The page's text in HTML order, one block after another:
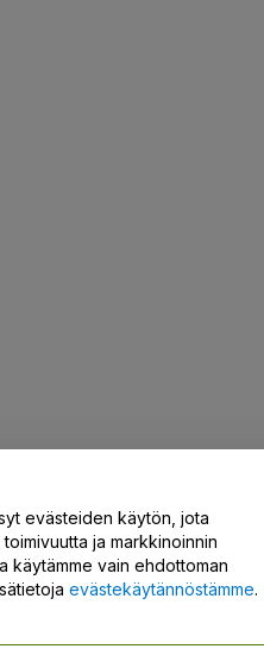
yhteyttä
evästeiden käytön, jota
ja markkinoinnin
käytämme vain ehdottoman
evästekäytännöstämme.